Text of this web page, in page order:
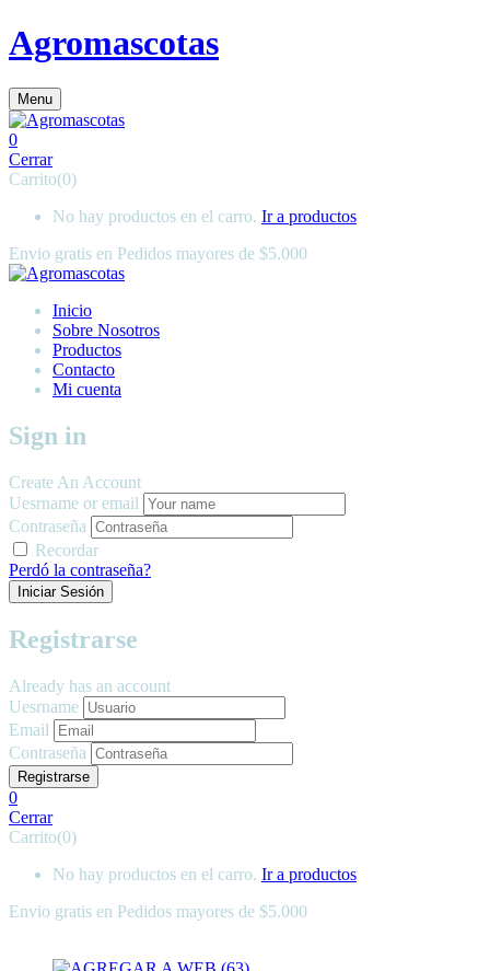
Agromascotas
Menu
0
Cerrar
Carrito(0)
No hay productos en el carro. Ir a productos
Envio gratis en Pedidos mayores de $5.000
Inicio
Sobre Nosotros
Productos
Contacto
Mi cuenta
Sign in
Create An Account
Uesrname or email
Contraseña
Recordar
Perdó la contraseña?
Registrarse
Already has an account
Uesrname
Email
Contraseña
0
Cerrar
Carrito(0)
No hay productos en el carro. Ir a productos
Envio gratis en Pedidos mayores de $5.000